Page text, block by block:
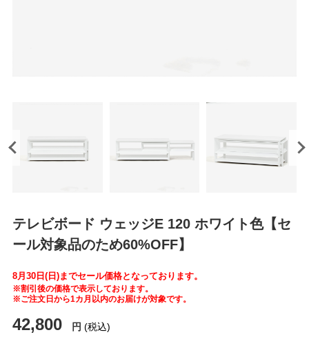
テレビボード ウェッジE 120 ホワイト色【セ
ール対象品のため60%OFF】
8月30日(日)までセール価格となっております。
※割引後の価格で表示しております。
※ご注文日から1カ月以内のお届けが対象です。
42,800 円 (税込)